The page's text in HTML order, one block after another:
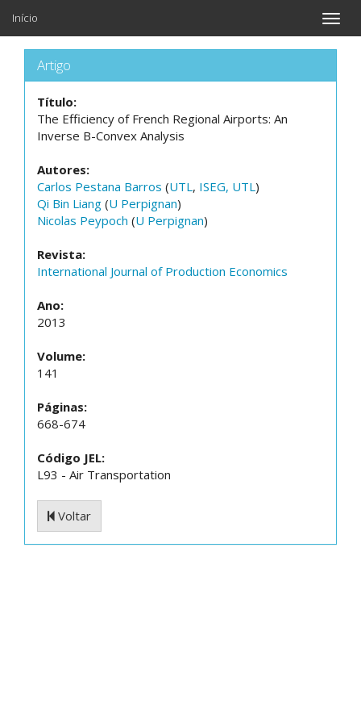
Toggle
Início
Artigo
Título:
The Efficiency of French Regional Airports: An
Inverse B-Convex Analysis
Autores:
Carlos Pestana Barros (UTL, ISEG, UTL)
Qi Bin Liang (U Perpignan)
Nicolas Peypoch (U Perpignan)
Revista:
International Journal of Production Economics
Ano:
2013
Volume:
141
Páginas:
668-674
Código JEL:
L93 - Air Transportation
Voltar